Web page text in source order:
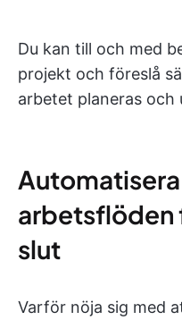
Du kan till och med
projekt och föreslå
arbetet planeras och
arbetsflöden
slut
Varför nöja sig med